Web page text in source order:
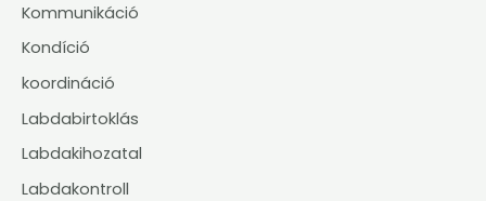
Kommunikáció
Kondíció
koordináció
Labdabirtoklás
Labdakihozatal
Labdakontroll